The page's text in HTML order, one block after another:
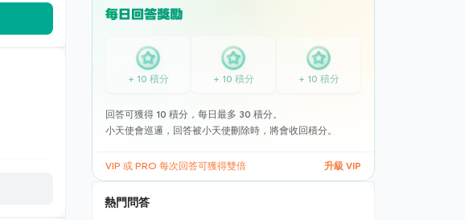
+ 10 積分 + 10 積分 + 10 積分
回答可獲得 10 積分，每日最多 30 積分。
小天使會巡邏，回答被小天使刪除時，將會收回積分。
VIP 或 PRO 每次回答可獲得雙倍 升級 VIP
熱門問答